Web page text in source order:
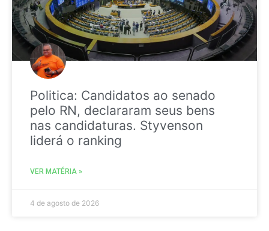
Politica: Candidatos ao senado
pelo RN, declararam seus bens
nas candidaturas. Styvenson
liderá o ranking
VER MATÉRIA »
4 de agosto de 2026